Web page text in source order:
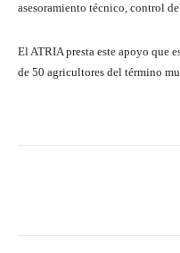
asesoramiento técnico, control
El ATRIA presta este apoyo que
de 50 agricultores del término